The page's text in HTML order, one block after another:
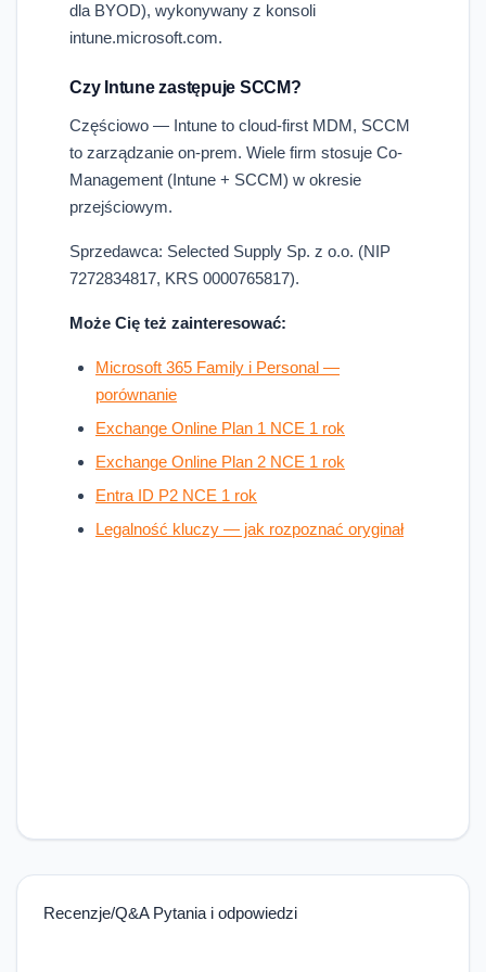
dla BYOD), wykonywany z konsoli
intune.microsoft.com.
Czy Intune zastępuje SCCM?
Częściowo — Intune to cloud-first MDM, SCCM
to zarządzanie on-prem. Wiele firm stosuje Co-
Management (Intune + SCCM) w okresie
przejściowym.
Sprzedawca: Selected Supply Sp. z o.o. (NIP
7272834817, KRS 0000765817).
Może Cię też zainteresować:
Microsoft 365 Family i Personal —
porównanie
Exchange Online Plan 1 NCE 1 rok
Exchange Online Plan 2 NCE 1 rok
Entra ID P2 NCE 1 rok
Legalność kluczy — jak rozpoznać oryginał
Recenzje/Q&A Pytania i odpowiedzi